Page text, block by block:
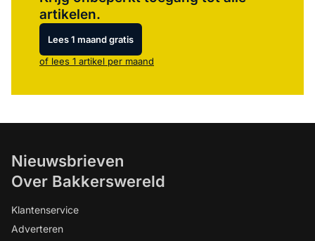
artikelen.
Lees 1 maand gratis
of lees 1 artikel per maand
Nieuwsbrieven
Over Bakkerswereld
Klantenservice
Adverteren